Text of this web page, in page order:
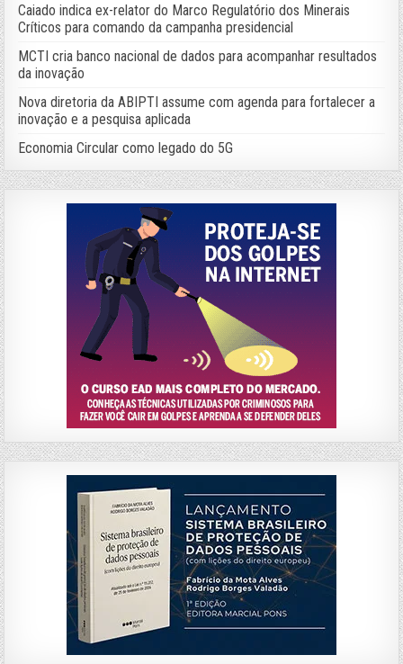
Caiado indica ex-relator do Marco Regulatório dos Minerais
Críticos para comando da campanha presidencial
MCTI cria banco nacional de dados para acompanhar resultados
da inovação
Nova diretoria da ABIPTI assume com agenda para fortalecer a
inovação e a pesquisa aplicada
Economia Circular como legado do 5G